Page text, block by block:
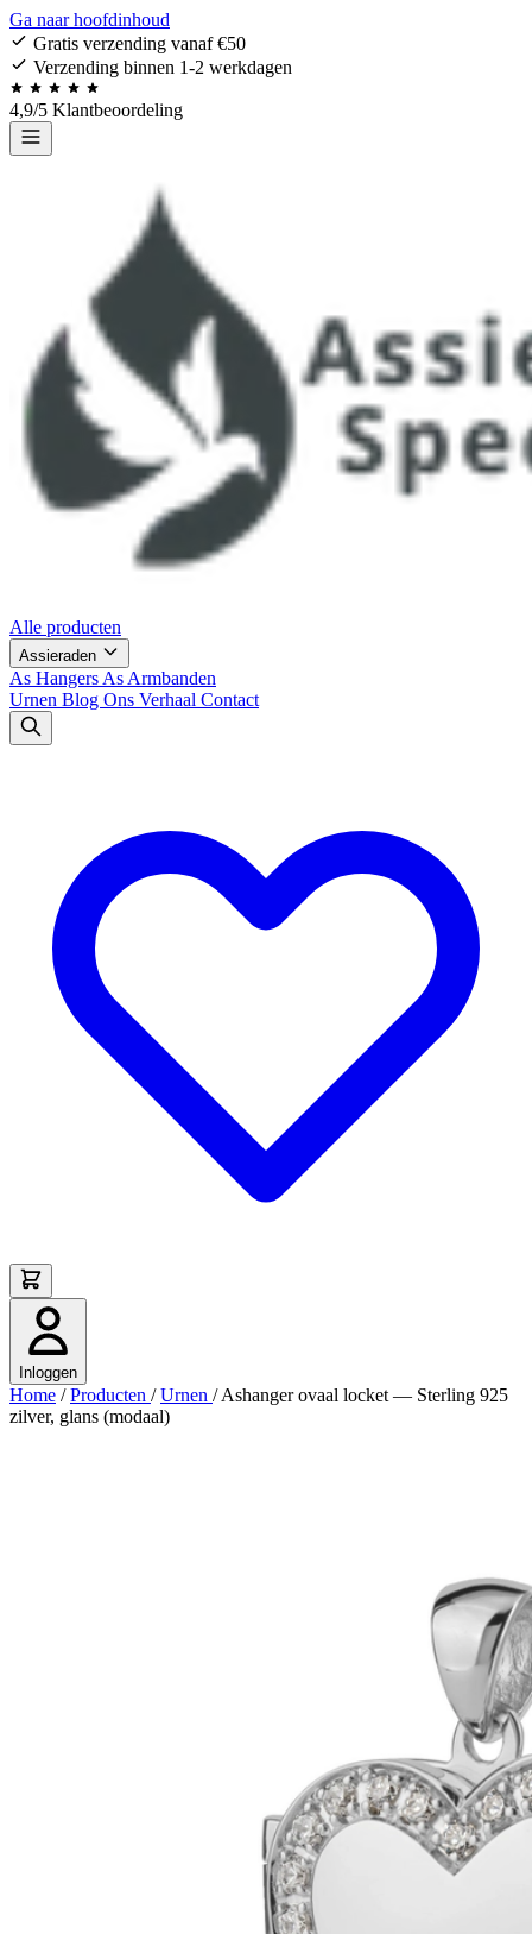
Ga naar hoofdinhoud
Gratis verzending vanaf €50
Verzending binnen 1-2 werkdagen
4,9/5 Klantbeoordeling
Alle producten
Assieraden
As Hangers As Armbanden
Urnen Blog Ons Verhaal Contact
Inloggen
Home / Producten / Urnen / Ashanger ovaal locket — Sterling 925
zilver, glans (modaal)